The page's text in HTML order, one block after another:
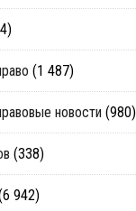
(1 487)
новости (980)
(338)
942)